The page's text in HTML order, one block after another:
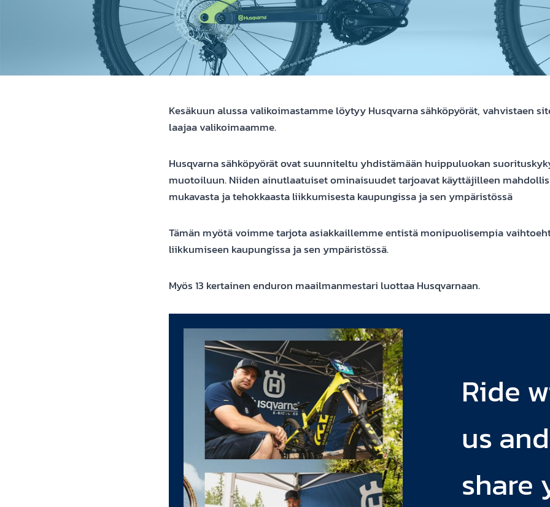
Kesäkuun alussa valikoimastamme löytyy Husqvarna sähköpyörät, vahvistaen
laajaa valikoimaamme.
Husqvarna sähköpyörät ovat suunniteltu yhdistämään huippuluokan
muotoiluun. Niiden ainutlaatuiset ominaisuudet tarjoavat käyttäjilleen
mukavasta ja tehokkaasta liikkumisesta kaupungissa ja sen ympäristössä
Tämän myötä voimme tarjota asiakkaillemme entistä monipuolisempia
liikkumiseen kaupungissa ja sen ympäristössä.
Myös 13 kertainen enduron maailmanmestari luottaa Husqvarnaan.
Ride
us and
share